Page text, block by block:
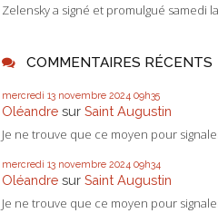
Zelensky a signé et promulgué samedi
COMMENTAIRES RÉCENTS
mercredi 13 novembre 2024 09h35
Oléandre sur Saint Augustin
Je ne trouve que ce moyen pour
mercredi 13 novembre 2024 09h34
Oléandre sur Saint Augustin
Je ne trouve que ce moyen pour